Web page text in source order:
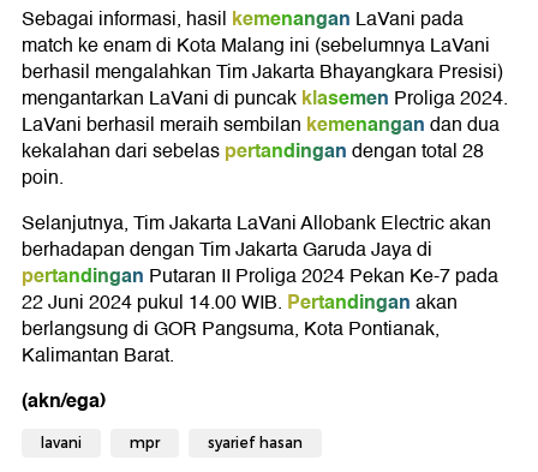
Sebagai informasi, hasil kemenangan LaVani pada
match ke enam di Kota Malang ini (sebelumnya LaVani
berhasil mengalahkan Tim Jakarta Bhayangkara Presisi)
mengantarkan LaVani di puncakklasemen Proliga 2024.
LaVani berhasil meraih sembilan kemenangandan dua
kekalahan dari sebelaspertandingandengan total 28
poin.
Selanjutnya, Tim Jakarta LaVani Allobank Electric akan
berhadapan dengan Tim Jakarta Garuda Jaya di
pertandingan Putaran II Proliga 2024 Pekan Ke-7 pada
22 Juni 2024 pukul 14.00 WIB. Pertandinganakan
berlangsung di GOR Pangsuma, Kota Pontianak,
Kalimantan Barat.
(akn/ega)
lavani mpr syarief hasan